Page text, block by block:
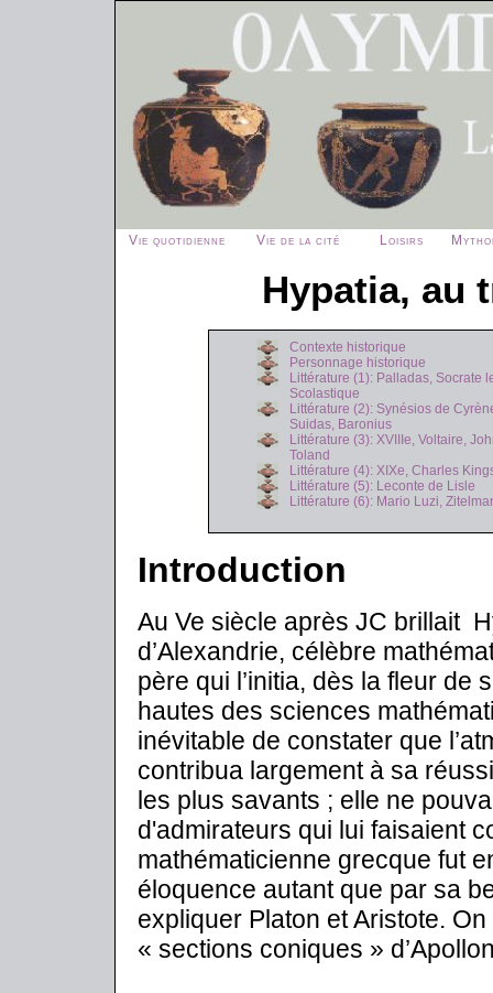
Vie quotidienne Vie de la cité Loisirs
Hypatia, au
Contexte historique
Personnage historique
Littérature (1): Palladas, Socrate
Scolastique
Littérature (2): Synésios de
Suidas, Baronius
Littérature (3): XVIIIe, Voltaire,
Toland
Littérature (4): XIXe, Charles
Littérature (5): Leconte de Lisle
Littérature (6): Mario Luzi,
Introduction
Au Ve siècle après JC brillait
d’Alexandrie, célèbre
père qui l’initia, dès la fleur de
hautes des sciences
inévitable de constater que
contribua largement à sa
les plus savants ; elle ne
d'admirateurs qui lui faisaient
mathématicienne grecque fut
éloquence autant que par sa
expliquer Platon et Aristote.
« sections coniques »